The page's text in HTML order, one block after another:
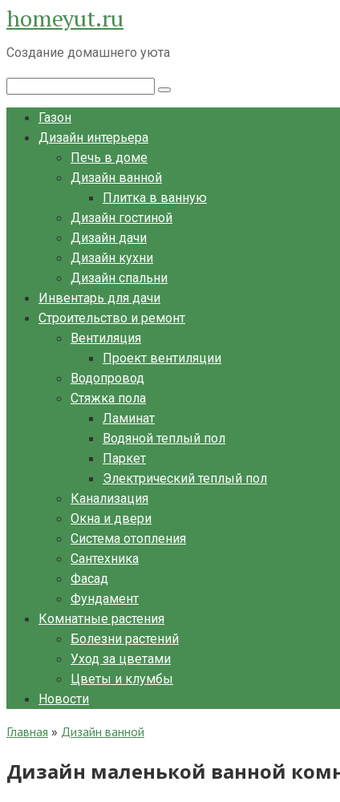
Перейти
к
контенту
homeyut.ru
Создание домашнего уюта
Газон
Дизайн интерьера
Печь в доме
Дизайн ванной
Плитка в ванную
Дизайн гостиной
Дизайн дачи
Дизайн кухни
Дизайн спальни
Инвентарь для дачи
Строительство и ремонт
Вентиляция
Проект вентиляции
Водопровод
Стяжка пола
Ламинат
Водяной теплый пол
Паркет
Электрический теплый пол
Канализация
Окна и двери
Система отопления
Сантехника
Фасад
Фундамент
Комнатные растения
Болезни растений
Уход за цветами
Цветы и клумбы
Новости
Главная » Дизайн ванной
Дизайн маленькой ванной